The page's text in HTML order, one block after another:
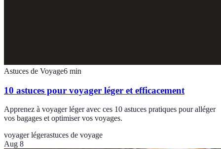
Astuces de Voyage6 min
10 astuces pour voyager léger et efficacement
Apprenez à voyager léger avec ces 10 astuces pratiques pour alléger
vos bagages et optimiser vos voyages.
voyager légerastuces de voyage
Aug 8